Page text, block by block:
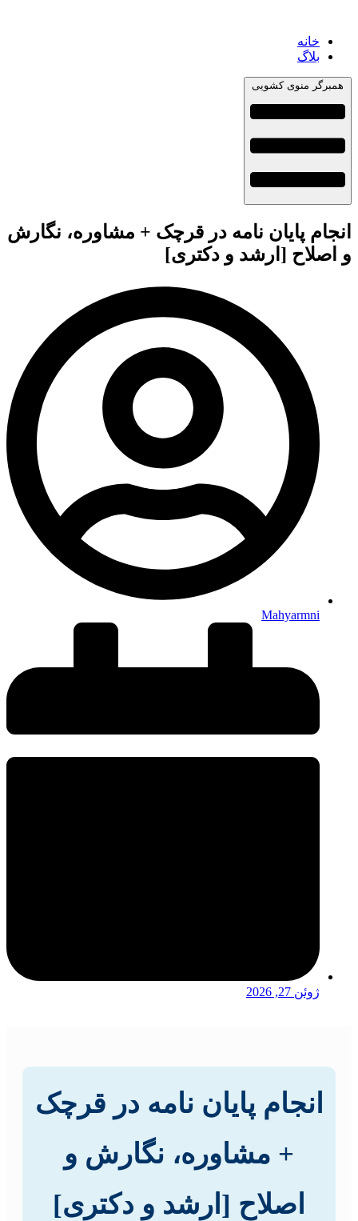
خانه
بلاگ
همبرگر منوی کشویی
انجام پایان نامه در قرچک + مشاوره، نگارش
و اصلاح [ارشد و دکتری]
Mahyarmni
ژوئن 27, 2026
انجام پایان نامه در قرچک
+ مشاوره، نگارش و
اصلاح [ارشد و دکتری]